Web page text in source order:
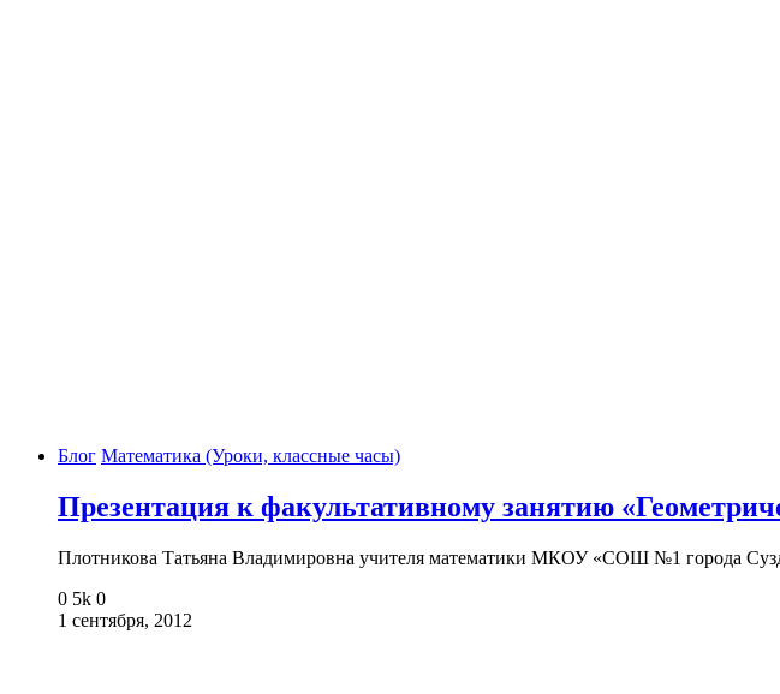
Блог Математика (Уроки, классные часы)
Презентация к факультативному занятию
Плотникова Татьяна Владимировна учителя математики МКОУ «СОШ №1 города
0 5k 0
1 сентября, 2012